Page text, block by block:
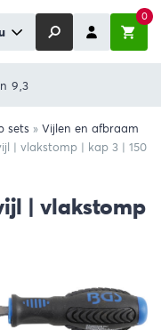
0
9,3
sets » Vijlen en afbraam
| vlakstomp | kap 3 | 150
| vlakstomp